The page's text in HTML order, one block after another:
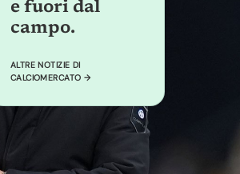
e fuori dal
campo.
ALTRE NOTIZIE DI
CALCIOMERCATO →